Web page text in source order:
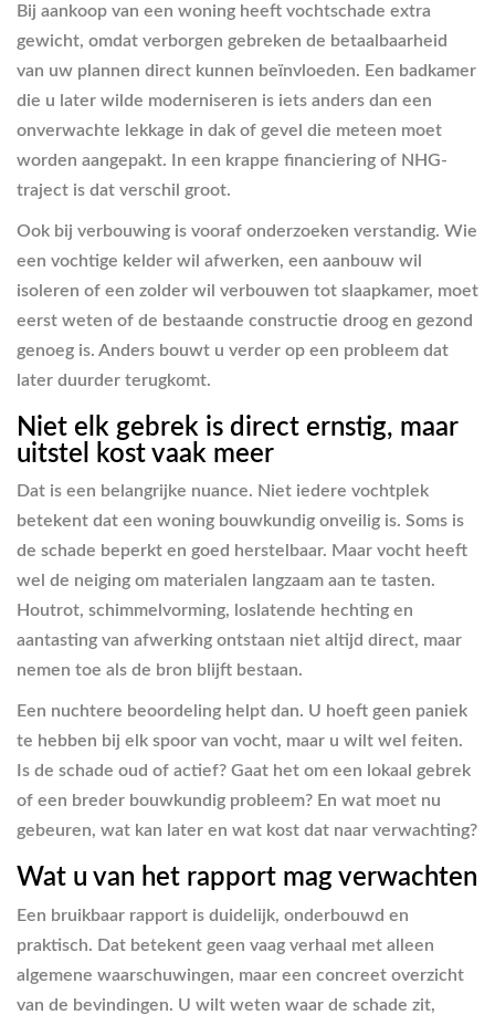
Bij aankoop van een woning heeft vochtschade extra
gewicht, omdat verborgen gebreken de betaalbaarheid
van uw plannen direct kunnen beïnvloeden. Een badkamer
die u later wilde moderniseren is iets anders dan een
onverwachte lekkage in dak of gevel die meteen moet
worden aangepakt. In een krappe financiering of NHG-
traject is dat verschil groot.
Ook bij verbouwing is vooraf onderzoeken verstandig. Wie
een vochtige kelder wil afwerken, een aanbouw wil
isoleren of een zolder wil verbouwen tot slaapkamer, moet
eerst weten of de bestaande constructie droog en gezond
genoeg is. Anders bouwt u verder op een probleem dat
later duurder terugkomt.
Niet elk gebrek is direct ernstig, maar
uitstel kost vaak meer
Dat is een belangrijke nuance. Niet iedere vochtplek
betekent dat een woning bouwkundig onveilig is. Soms is
de schade beperkt en goed herstelbaar. Maar vocht heeft
wel de neiging om materialen langzaam aan te tasten.
Houtrot, schimmelvorming, loslatende hechting en
aantasting van afwerking ontstaan niet altijd direct, maar
nemen toe als de bron blijft bestaan.
Een nuchtere beoordeling helpt dan. U hoeft geen paniek
te hebben bij elk spoor van vocht, maar u wilt wel feiten.
Is de schade oud of actief? Gaat het om een lokaal gebrek
of een breder bouwkundig probleem? En wat moet nu
gebeuren, wat kan later en wat kost dat naar verwachting?
Wat u van het rapport mag verwachten
Een bruikbaar rapport is duidelijk, onderbouwd en
praktisch. Dat betekent geen vaag verhaal met alleen
algemene waarschuwingen, maar een concreet overzicht
van de bevindingen. U wilt weten waar de schade zit,